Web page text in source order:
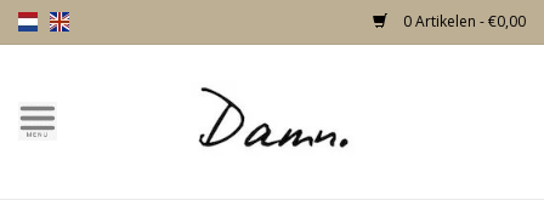
0 Artikelen - €0,00
Home